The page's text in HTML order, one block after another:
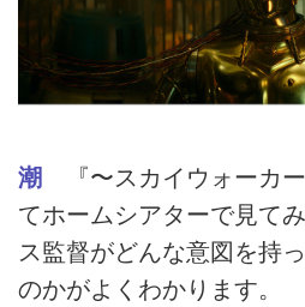
潮 『〜スカイウォーカ
てホームシアターで見て
ス監督がどんな意図を持
のかがよくわかります。